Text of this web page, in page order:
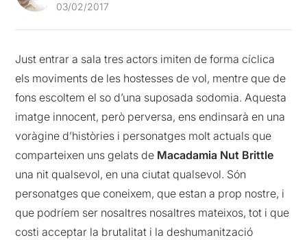
03/02/2017
Just entrar a sala tres actors imiten de forma cíclica
els moviments de les hostesses de vol, mentre que de
fons escoltem el so d’una suposada sodomia. Aquesta
imatge innocent, però perversa, ens endinsarà en una
voràgine d’històries i personatges molt actuals que
comparteixen uns gelats de Macadamia Nut Brittle
una nit qualsevol, en una ciutat qualsevol. Són
personatges que coneixem, que estan a prop nostre, i
que podríem ser nosaltres nosaltres mateixos, tot i que
costi acceptar la brutalitat i la deshumanització